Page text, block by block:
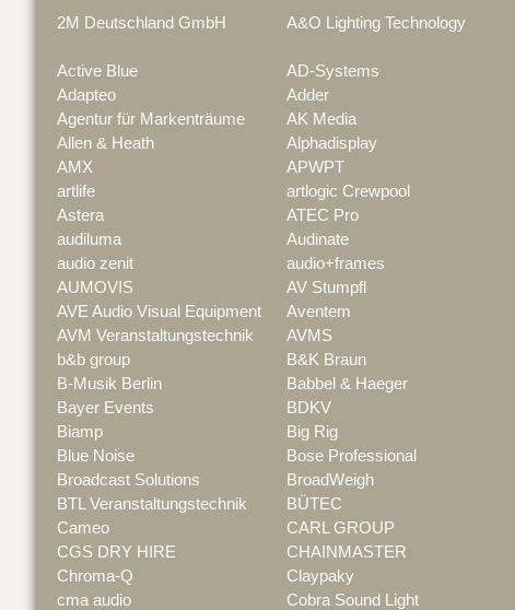
2M Deutschland GmbH A&O Lighting Technology
Active Blue
AD-Systems
Adapteo
Adder
Agentur für Markenträume
AK Media
Allen & Heath
Alphadisplay
AMX
APWPT
artlife
artlogic Crewpool
Astera
ATEC Pro
audiluma
Audinate
audio zenit
audio+frames
AUMOVIS
AV Stumpfl
AVE Audio Visual Equipment
Aventem
AVM Veranstaltungstechnik
AVMS
b&b group
B&K Braun
B-Musik Berlin
Babbel & Haeger
Bayer Events
BDKV
Biamp
Big Rig
Blue Noise
Bose Professional
Broadcast Solutions
BroadWeigh
BTL Veranstaltungstechnik
BÜTEC
Cameo
CARL GROUP
CGS DRY HIRE
CHAINMASTER
Chroma-Q
Claypaky
cma audio
Cobra Sound Light